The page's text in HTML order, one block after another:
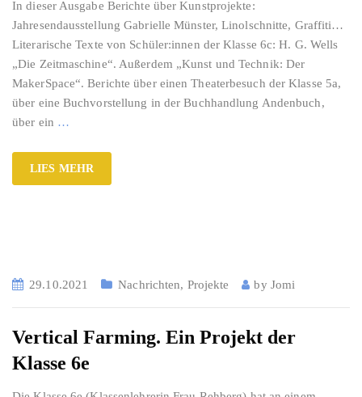
In dieser Ausgabe Berichte über Kunstprojekte:
Jahresendausstellung Gabrielle Münster, Linolschnitte, Graffiti…
Literarische Texte von Schüler:innen der Klasse 6c: H. G. Wells
„Die Zeitmaschine“. Außerdem „Kunst und Technik: Der
MakerSpace“. Berichte über einen Theaterbesuch der Klasse 5a,
über eine Buchvorstellung in der Buchhandlung Andenbuch,
über ein …
LIES MEHR
29.10.2021 Nachrichten, Projekte by Jomi
Vertical Farming. Ein Projekt der
Klasse 6e